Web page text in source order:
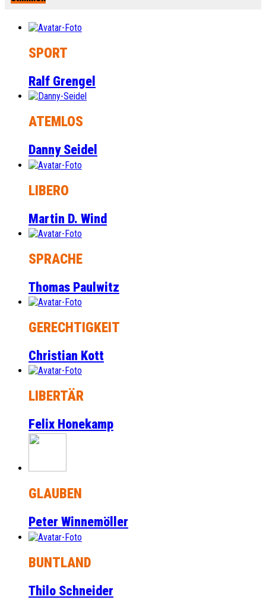
SPORT
Ralf Grengel
ATEMLOS
Danny Seidel
LIBERO
Martin D. Wind
SPRACHE
Thomas Paulwitz
GERECHTIGKEIT
Christian Kott
LIBERTÄR
Felix Honekamp
GLAUBEN
Peter Winnemöller
BUNTLAND
Thilo Schneider